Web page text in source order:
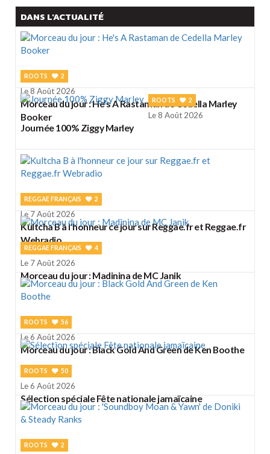
DANS L'ACTUALITÉ
ROOTS 2
Le 8 Août 2026
Morceau du jour : He's A Rastaman de Cedella Marley
Booker
ROOTS 2
Le 8 Août 2026
Journée 100% Ziggy Marley
REGGAE FRANÇAIS 2
Le 7 Août 2026
Kultcha B à l'honneur ce jour sur Reggae.fr et Reggae.fr
Webradio
REGGAE FRANÇAIS 4
Le 7 Août 2026
Morceau du jour : Madinina de MC Janik
ROOTS 56
Le 6 Août 2026
Morceau du jour : Black Gold And Green de Ken Boothe
ROOTS 50
Le 6 Août 2026
Sélection spéciale Fête nationale jamaïcaine
ROOTS 2